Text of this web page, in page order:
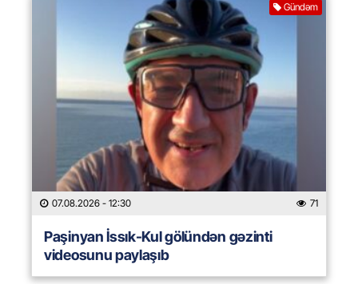
Gündəm
07.08.2026 - 12:30 71
Paşinyan İssık-Kul gölündən gəzinti
videosunu paylaşıb